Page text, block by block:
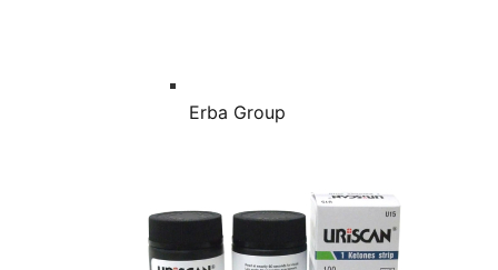
Erba Group